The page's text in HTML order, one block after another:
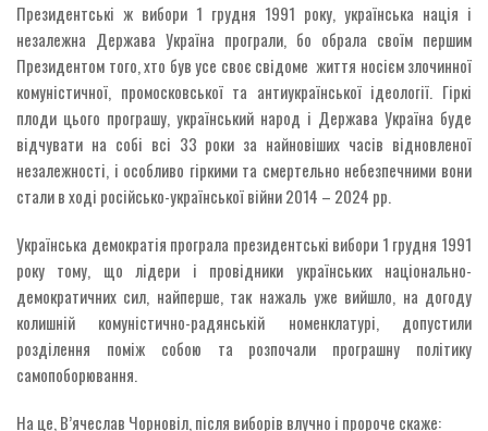
Президентські ж вибори 1 грудня 1991 року, українська нація і
незалежна Держава Україна програли, бо обрала своїм першим
Президентом того, хто був усе своє свідоме життя носієм злочинної
комуністичної, промосковської та антиукраїнської ідеології. Гіркі
плоди цього програшу, український народ і Держава Україна буде
відчувати на собі всі 33 роки за найновіших часів відновленої
незалежності, і особливо гіркими та смертельно небезпечними вони
стали в ході російсько-української війни 2014 – 2024 рр.
Українська демократія програла президентські вибори 1 грудня 1991
року тому, що лідери і провідники українських національно-
демократичних сил, найперше, так нажаль уже вийшло, на догоду
колишній комуністично-радянській номенклатурі, допустили
розділення поміж собою та розпочали програшну політику
самопоборювання.
На це, В’ячеслав Чорновіл, після виборів влучно і пророче скаже: